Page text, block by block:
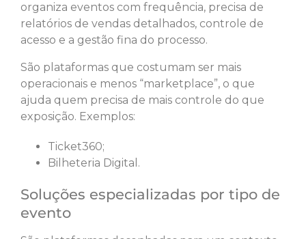
organiza eventos com frequência, precisa de
relatórios de vendas detalhados, controle de
acesso e a gestão fina do processo.
São plataformas que costumam ser mais
operacionais e menos “marketplace”, o que
ajuda quem precisa de mais controle do que
exposição. Exemplos:
Ticket360;
Bilheteria Digital.
Soluções especializadas por tipo de
evento